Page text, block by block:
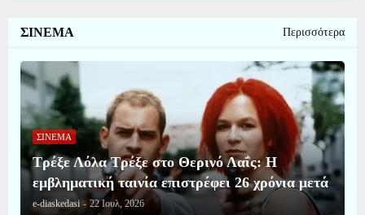
ΣΙΝΕΜΑ Περισσότερα
ΣΙΝΕΜΑ
Τρέξε Λόλα Τρέξε στο Θερινό Λαΐς: Η
εμβληματική ταινία επιστρέφει 26 χρόνια μετά
e-diaskedasi - 22 Ιουλ, 2026